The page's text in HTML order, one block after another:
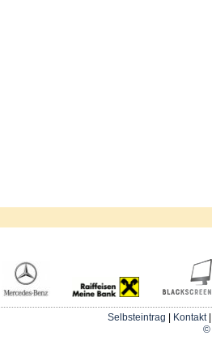
Selbsteintrag Kontakt
©